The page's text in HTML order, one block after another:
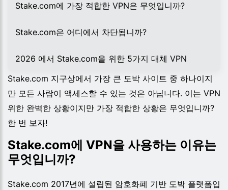
Stake.com에 가장 적합한 VPN은 무엇입니까?
Stake.com은 어디에서 차단됩니까?
2026 에서 Stake.com을 위한 5가지 대체 VPN
Stake.com 지구상에서 가장 큰 도박 사이트 중 하나이지
만 모든 사람이 액세스할 수 있는 것은 아닙니다. 이는 VPN
위한 완벽한 상황이지만 가장 적합한 상황은 무엇입니까?
한 번 보자!
Stake.com에 VPN을 사용하는 이유는
무엇입니까?
Stake.com 2017년에 설립된 암호화폐 기반 도박 플랫폼입